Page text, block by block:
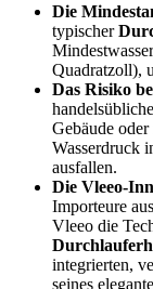
Die
typischer
Quadratzoll),
Das Risiko
Gebäude
Wasserdruck
ausfallen.
Die Vleeo-
Importeure
Vleeo die
integrierten,
seines